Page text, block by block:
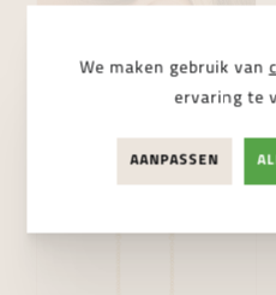
We maken gebruik van
ervaring te
AANPASSEN